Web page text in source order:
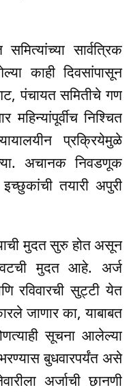
सार्वत्रिक
काही दिवसांपासून
पंचायत समितीचे गण
निश्चित
प्रक्रियेमुळे
अचानक निवडणूक
तयारी अपुरी
मुदत सुरु होत असून
मुदत आहे. अर्ज
रविवारची सुट्टी येत
जाणार का, याबाबत
सूचना आलेल्या
बुधवारपर्यंत असे
अर्जाची छानणी